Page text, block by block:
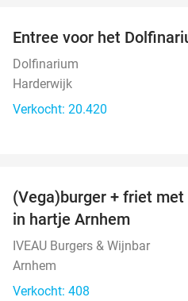
Entree voor het
Dolfinarium
Harderwijk
Verkocht: 20.420
(Vega)burger + friet
in hartje Arnhem
IVEAU Burgers & Wijnbar
Arnhem
Verkocht: 408